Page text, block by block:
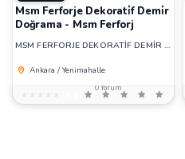
Msm Ferforje Dekorati̇f Demi̇r
Doğrama - Msm Ferforj
MSM FERFORJE DEKORATİF DEMİR DOĞRAMA - MSM FERFORJ
Ankara / Yenimahalle
★★★★★
★★★★★
0 Yorum